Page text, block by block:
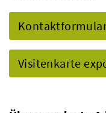
Visitenkarte